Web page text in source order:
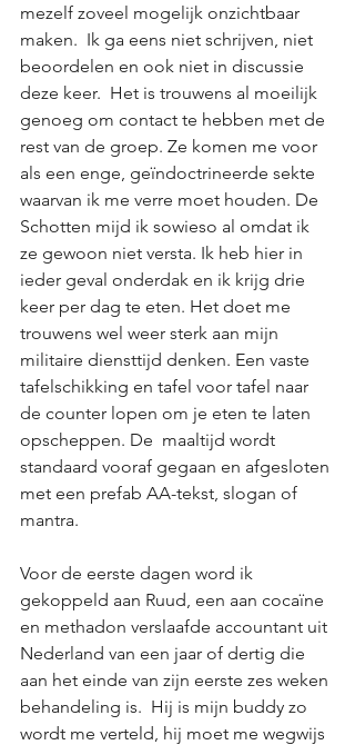
mezelf zoveel mogelijk onzichtbaar
maken.  Ik ga eens niet schrijven, niet
beoordelen en ook niet in discussie
deze keer.  Het is trouwens al moeilijk
genoeg om contact te hebben met de
rest van de groep. Ze komen me voor
als een enge, geïndoctrineerde sekte
waarvan ik me verre moet houden. De
Schotten mijd ik sowieso al omdat ik
ze gewoon niet versta. Ik heb hier in
ieder geval onderdak en ik krijg drie
keer per dag te eten. Het doet me
trouwens wel weer sterk aan mijn
militaire diensttijd denken. Een vaste
tafelschikking en tafel voor tafel naar
de counter lopen om je eten te laten
opscheppen. De  maaltijd wordt
standaard vooraf gegaan en afgesloten
met een prefab AA-tekst, slogan of
mantra.
Voor de eerste dagen word ik
gekoppeld aan Ruud, een aan cocaïne
en methadon verslaafde accountant uit
Nederland van een jaar of dertig die
aan het einde van zijn eerste zes weken
behandeling is.  Hij is mijn buddy zo
wordt me verteld, hij moet me wegwijs